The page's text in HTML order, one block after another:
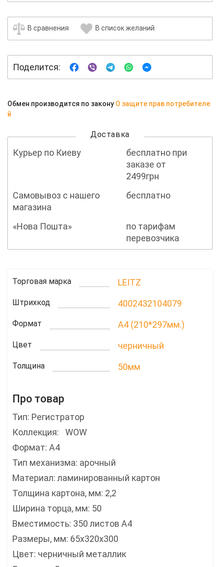
В сравнения В список желаний
Поделится:
Обмен производится по закону О защите прав потребителе
й
Доставка
Курьер по Киеву
бесплатно при
заказе от
2499грн
Самовывоз с нашего
магазина
бесплатно
«Нова Пошта»
по тарифам
перевозчика
Торговая марка LEITZ
Штрихкод 4002432104079
Формат A4 (210*297мм.)
Цвет черничный
Толщина 50мм
Про товар
Тип: Регистратор
Коллекция: WOW
Формат: А4
Тип механизма: арочный
Материал: ламинированный картон
Толщина картона, мм: 2,2
Ширина торца, мм: 50
Вместимость: 350 листов А4
Размеры, мм: 65х320х300
Цвет: черничный металлик